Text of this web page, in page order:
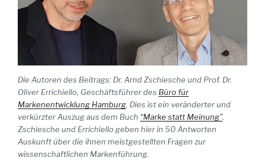
Die Autoren des Beitrags: Dr. Arnd Zschiesche und Prof. Dr.
Oliver Errichiello, Geschäftsführer des Büro für
Markenentwicklung Hamburg . Dies ist ein veränderter und
verkürzter Auszug aus dem Buch “Marke statt Meinung”.
Zschiesche und Errichiello geben hier in 50 Antworten
Auskunft über die ihnen meistgestellten Fragen zur
wissenschaftlichen Markenführung.